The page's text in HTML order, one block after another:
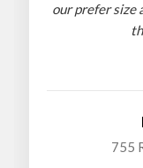
our prefer size
755